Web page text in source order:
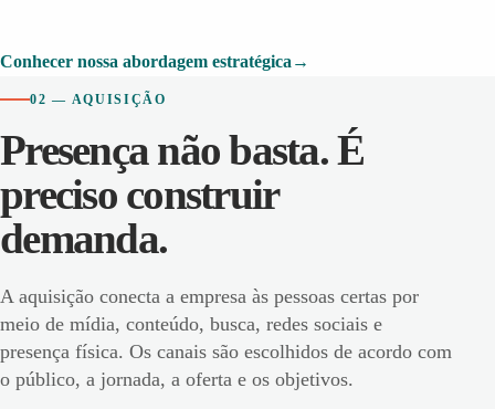
Conhecer nossa abordagem estratégica
02 — AQUISIÇÃO
Presença não basta. É
preciso construir
demanda.
A aquisição conecta a empresa às pessoas certas por
meio de mídia, conteúdo, busca, redes sociais e
presença física. Os canais são escolhidos de acordo com
o público, a jornada, a oferta e os objetivos.